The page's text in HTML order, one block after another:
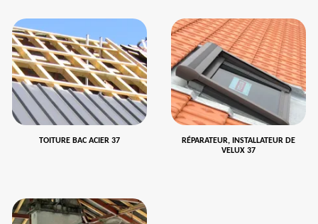
TOITURE BAC ACIER 37
RÉPARATEUR, INSTALLATEUR DE
VELUX 37